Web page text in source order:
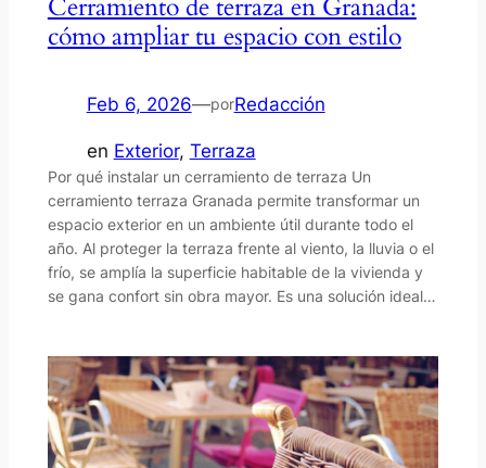
Cerramiento de terraza en Granada:
cómo ampliar tu espacio con estilo
Feb 6, 2026—porRedacción
en Exterior, Terraza
Por qué instalar un cerramiento de terraza Un
cerramiento terraza Granada permite transformar un
espacio exterior en un ambiente útil durante todo el
año. Al proteger la terraza frente al viento, la lluvia o el
frío, se amplía la superficie habitable de la vivienda y
se gana confort sin obra mayor. Es una solución ideal…